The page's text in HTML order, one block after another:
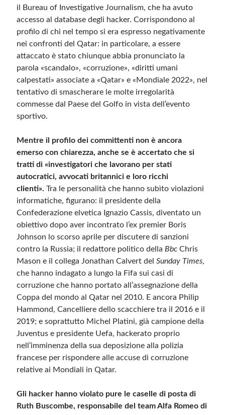
il Bureau of Investigative Journalism, che ha avuto
accesso al database degli hacker. Corrispondono al
profilo di chi nel tempo si era espresso negativamente
nei confronti del Qatar: in particolare, a essere
attaccato è stato chiunque abbia pronunciato la
parola «scandalo», «corruzione», «diritti umani
calpestati» associate a «Qatar» e «Mondiale 2022», nel
tentativo di smascherare le molte irregolarità
commesse dal Paese del Golfo in vista dell’evento
sportivo.
Mentre il profilo dei committenti non è ancora
emerso con chiarezza, anche se è accertato che si
tratti di «investigatori che lavorano per stati
autocratici, avvocati britannici e loro ricchi
clienti». Tra le personalità che hanno subìto violazioni
informatiche, figurano: il presidente della
Confederazione elvetica Ignazio Cassis, diventato un
obiettivo dopo aver incontrato l’ex premier Boris
Johnson lo scorso aprile per discutere di sanzioni
contro la Russia; il redattore politico della Bbc Chris
Mason e il collega Jonathan Calvert delSunday Times,
che hanno indagato a lungo la Fifa sui casi di
corruzione che hanno portato all’assegnazione della
Coppa del mondo al Qatar nel 2010. E ancora Philip
Hammond, Cancelliere dello scacchiere tra il 2016 e il
2019; e soprattutto Michel Platini, già campione della
Juventus e presidente Uefa, hackerato proprio
nell’imminenza della sua deposizione alla polizia
francese per rispondere alle accuse di corruzione
relative ai Mondiali in Qatar.
Gli hacker hanno violato pure le caselle di posta di
Ruth Buscombe, responsabile del team Alfa Romeo di